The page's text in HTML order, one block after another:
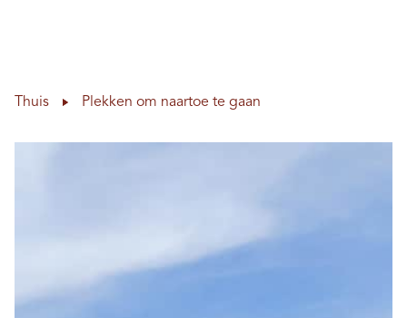
Thuis Plekken om naartoe te gaan